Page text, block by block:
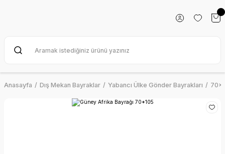
Anasayfa Dış Mekan Bayraklar Yabancı Ülke Gönder Bayrakları